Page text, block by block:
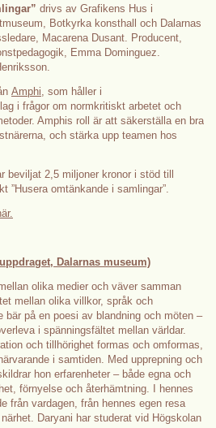
drivs av Grafikens Hus i
Botkyrka konsthall och Dalarnas
Macarena Dusant. Producent,
Emma Dominguez.
Amphi, som håller i
i frågor om normkritiskt arbetet och
Amphis roll är att säkerställa en bra
och stärka upp teamen hos
beviljat 2,5 miljoner kronor i stöd till
”Husera omtänkande i samlingar”.
Dalarnas museum)
olika medier och väver samman
mellan olika villkor, språk och
bär på en poesi av blandning och möten –
i spänningsfältet mellan världar.
och tillhörighet formas och omformas,
i samtiden. Med upprepning och
hon erfarenheter – både egna och
förnyelse och återhämtning. I hennes
från vardagen, från hennes egen resa
Daryani har studerat vid Högskolan